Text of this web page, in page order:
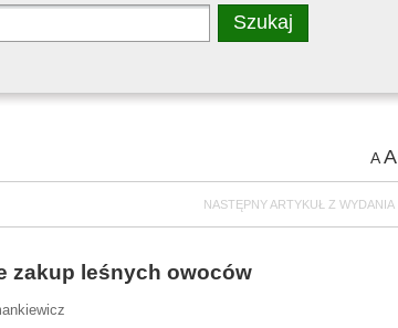
AA
NASTĘPNY ARTYKUŁ Z WYDANIA
zakup leśnych owoców